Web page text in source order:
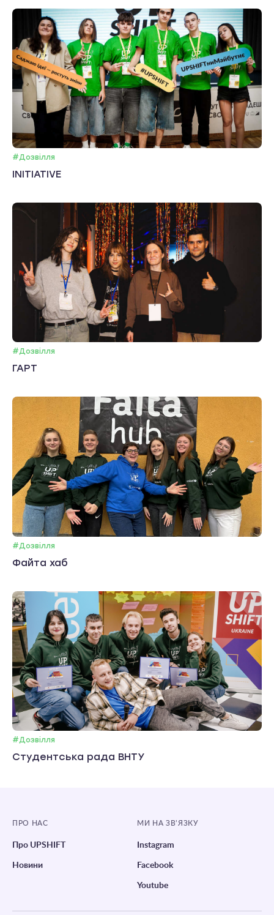
#Дозвілля
INITIATIVE
#Дозвілля
ГАРТ
#Дозвілля
Файта хаб
#Дозвілля
Студентська рада ВНТУ
ПРО НАС
Про UPSHIFT
Новини
МИ НА ЗВ’ЯЗКУ
Instagram
Facebook
Youtube